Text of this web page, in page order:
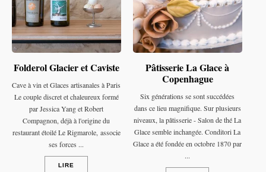
Folderol Glacier et Caviste
Cave à vin et Glaces artisanales à Paris
Le couple discret et chaleureux formé
par Jessica Yang et Robert
Compagnon, déjà à l'origine du
restaurant étoilé Le Rigmarole, associe
ses forces ...
LIRE
Pâtisserie La Glace à
Copenhague
Six générations se sont succédées
dans ce lieu magnifique. Sur plusieurs
niveaux, la pâtisserie - Salon de thé La
Glace semble inchangée. Conditori La
Glace a été fondée en octobre 1870 par
...